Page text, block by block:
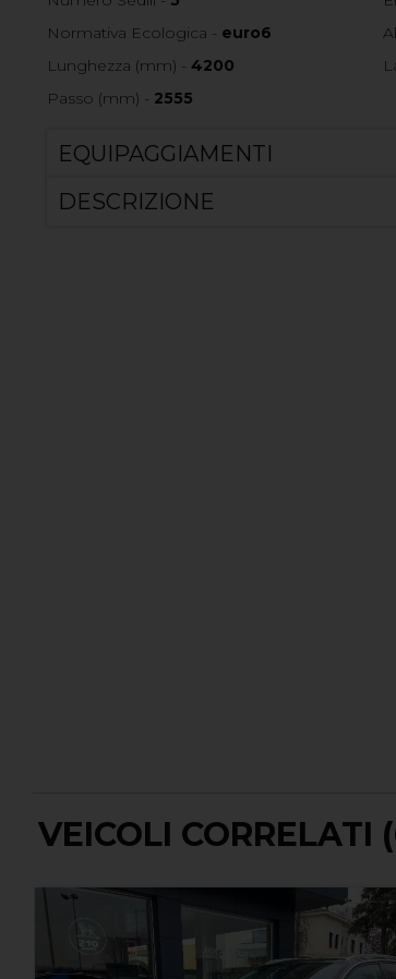
Normativa Ecologica - euro6
Lunghezza (mm) - 4200
Passo (mm) - 2555
EQUIPAGGIAMENTI
DESCRIZIONE
VEICOLI CORRELATI